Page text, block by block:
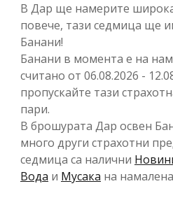
В Дар ще намерите
повече, тази седмица ще
Банани!
Банани в момента е на
считано от 06.08.2026 -
пропускайте тази
пари.
В брошурата Дар освен
много други страхотни
седмица са налични
Вода и Мусака на